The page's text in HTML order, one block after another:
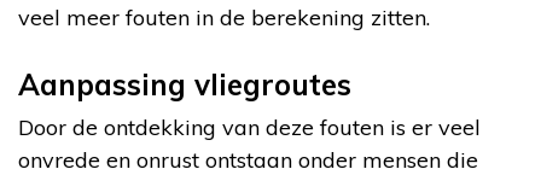
veel meer fouten in de berekening zitten.
Aanpassing vliegroutes
Door de ontdekking van deze fouten is er veel
onvrede en onrust ontstaan onder mensen die